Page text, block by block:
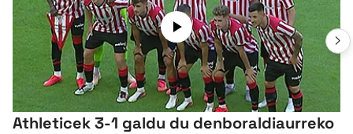
Athleticek 3-1 galdu du denboraldiaurreko